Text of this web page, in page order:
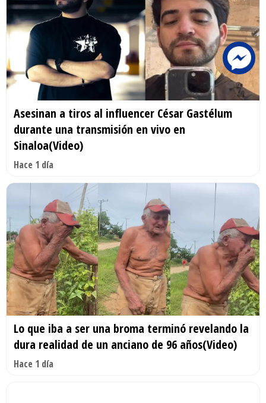
Asesinan a tiros al influencer César Gastélum
durante una transmisión en vivo en
Sinaloa(Video)
Hace 1 día
Lo que iba a ser una broma terminó revelando la
dura realidad de un anciano de 96 años(Video)
Hace 1 día